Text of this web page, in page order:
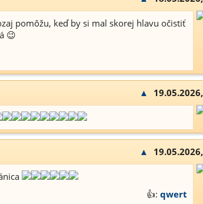
pomôžu, keď by si mal skorej hlavu očistiť
😉
▲
▲
👍: qwert